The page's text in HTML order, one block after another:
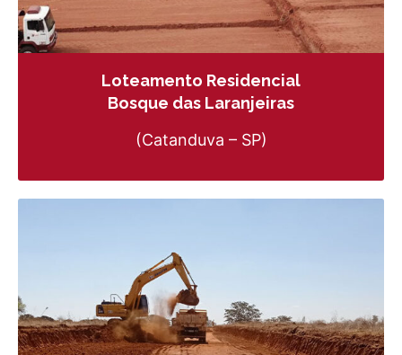
Loteamento Residencial
Bosque das Laranjeiras
(Catanduva – SP)